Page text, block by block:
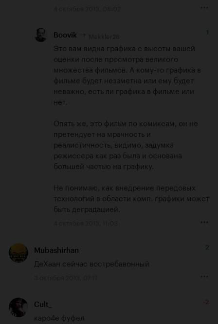
Boovik 1
Это вам видна графика с высоты вашей
оценки после просмотра великого
множества фильмов. А кому-то графика в
фильме будет незаметна или ему будет
неважно, есть ли графика в фильме или
нет.
Опять же, это фильм по комиксам, он не
претендует на мрачность и
реалистичность, видимо, задумка
режиссера как раз была и основана
большей частью на графику.
Не понимаю, как внедрение передовых
технологий в области комп. графики может
быть деградацией.
Mubashirhan 2
ДеХаан сейчас востребавонный
Cult_ -2
каро4е фуфел